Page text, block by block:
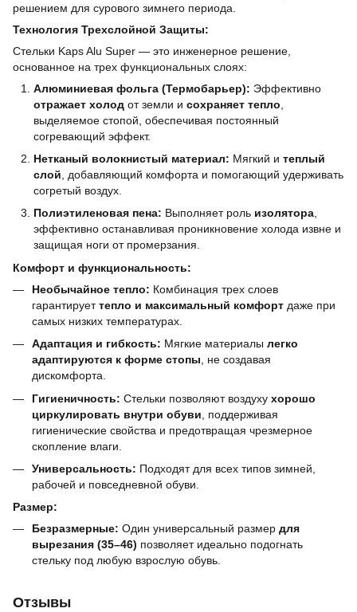
решением для сурового зимнего периода.
Технология Трехслойной Защиты:
Стельки Kaps Alu Super — это инженерное решение,
основанное на трех функциональных слоях:
Алюминиевая фольга (Термобарьер): Эффективно
отражает холод от земли и сохраняет тепло
выделяемое стопой, обеспечивая постоянный
согревающий эффект.
Нетканый волокнистый материал: Мягкий и теплый
слой , добавляющий комфорта и помогающий удерживать
согретый воздух.
Полиэтиленовая пена: Выполняет роль изолятора,
эффективно останавливая проникновение холода извне и
защищая ноги от промерзания.
Комфорт и функциональность:
Необычайное тепло: Комбинация трех слоев
гарантируеттепло и максимальный комфорт даже при
самых низких температурах.
Адаптация и гибкость: Мягкие материалы легко
адаптируются к форме стопы, не создавая
дискомфорта.
Гигиеничность: Стельки позволяют воздуху хорошо
циркулировать внутри обуви , поддерживая
гигиенические свойства и предотвращая чрезмерное
скопление влаги.
Универсальность: Подходят для всех типов зимней,
рабочей и повседневной обуви.
Размер:
Безразмерные: Один универсальный размер для
вырезания (35–46) позволяет идеально подогнать
стельку под любую взрослую обувь.
Отзывы